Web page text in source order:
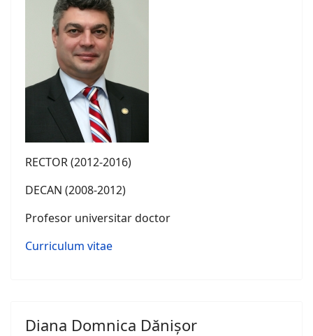
RECTOR (2012-2016)
DECAN (2008-2012)
Profesor universitar doctor
Curriculum vitae
Diana Domnica Dănișor